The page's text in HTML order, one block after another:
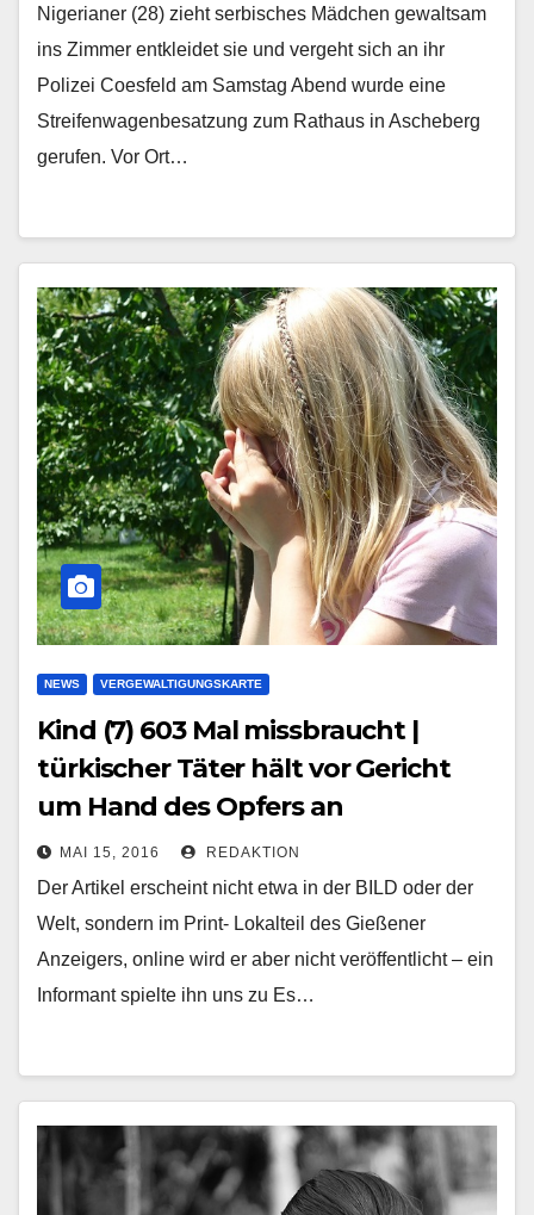
Nigerianer (28) zieht serbisches Mädchen gewaltsam
ins Zimmer entkleidet sie und vergeht sich an ihr
Polizei Coesfeld am Samstag Abend wurde eine
Streifenwagenbesatzung zum Rathaus in Ascheberg
gerufen. Vor Ort…
NEWS VERGEWALTIGUNGSKARTE
Kind (7) 603 Mal missbraucht |
türkischer Täter hält vor Gericht
um Hand des Opfers an
MAI 15, 2016 REDAKTION
Der Artikel erscheint nicht etwa in der BILD oder der
Welt, sondern im Print- Lokalteil des Gießener
Anzeigers, online wird er aber nicht veröffentlicht – ein
Informant spielte ihn uns zu Es…